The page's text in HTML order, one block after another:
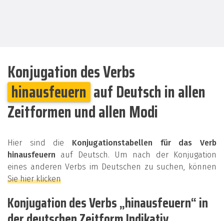
Konjugation des Verbs
hinausfeuern auf Deutsch in allen
Zeitformen und allen Modi
Hier sind die Konjugationstabellen für das Verb
hinausfeuern auf Deutsch. Um nach der Konjugation
eines anderen Verbs im Deutschen zu suchen, können
Sie hier klicken
Konjugation des Verbs „hinausfeuern“ in